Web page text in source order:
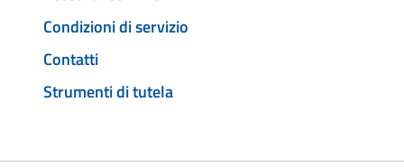
Condizioni di servizio
Contatti
Strumenti di tutela